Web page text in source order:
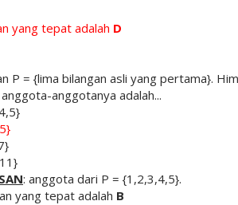
yang tepat adalah D
P = {lima bilangan asli yang pertama}.
anggotanya adalah...
: anggota dari P = {1,2,3,4,5}.
yang tepat adalah B